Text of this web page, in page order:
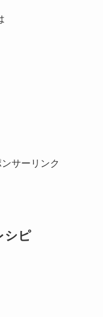
ンサーリンク
シピ